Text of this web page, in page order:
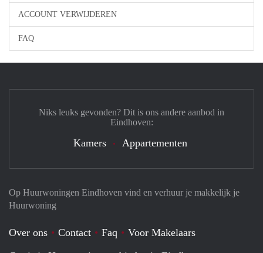
ACCOUNT VERWIJDEREN
FAQ
Op Huurwoningen Eindhoven vind en verhuur je makkelijk je
Huurwoning
Over ons Contact Faq
Voor Makelaars
Niks leuks gevonden? Dit is ons andere aanbod in
Eindhoven:
Kamers Appartementen